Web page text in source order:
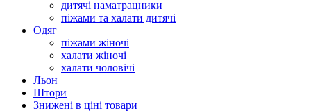
дитячі наматрацники
піжами та халати дитячі
Одяг
піжами жіночі
халати жіночі
халати чоловічі
Льон
Штори
Знижені в ціні товари